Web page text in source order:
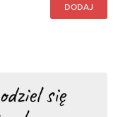
DODAJ